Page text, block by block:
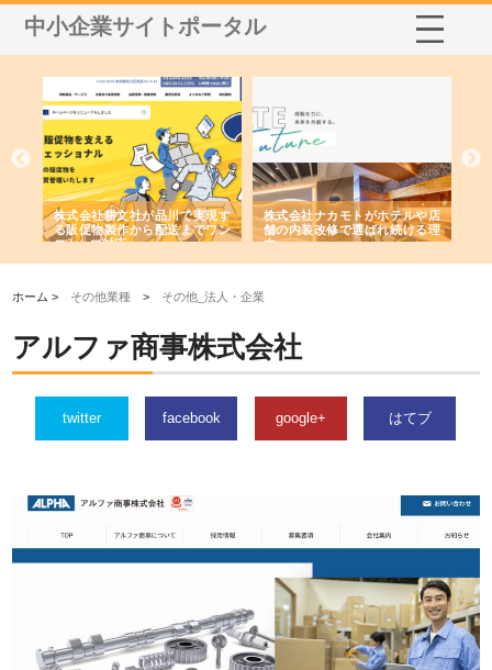
中小企業サイトポータル
株式会社耕文社が品川で実現す
る販促物製作から配送までワン
ストップ対応
株式会社ナカモトがホテルや店
舗の内装改修で選ばれ続ける理
由
ホーム > その他業種 > その他_法人・企業
アルファ商事株式会社
twitter facebook google+ はてブ